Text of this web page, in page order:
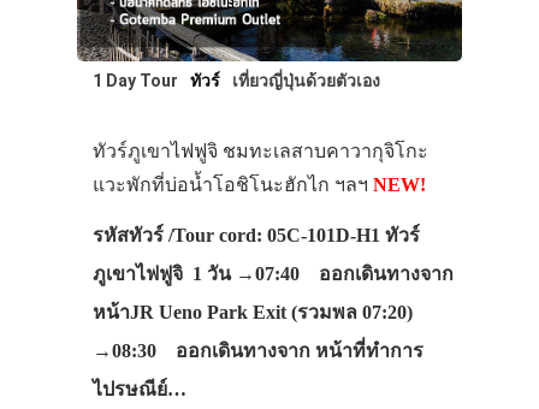
1 Day Tour ทัวร์ เที่ยวญี่ปุ่นด้วยตัวเอง
ทัวร์ภูเขาไฟฟูจิ ชมทะเลสาบคาวากุจิโกะ
แวะพักที่บ่อน้ำโอชิโนะฮักไก ฯลฯ NEW!
รหัสทัวร์ /Tour cord: 05C-101D-H1 ทัวร์
ภูเขาไฟฟูจิ 1 วัน →07:40 ออกเดินทางจาก
หน้าJR Ueno Park Exit (รวมพล 07:20)
→08:30 ออกเดินทางจาก หน้าที่ทำการ
ไปรษณีย์…